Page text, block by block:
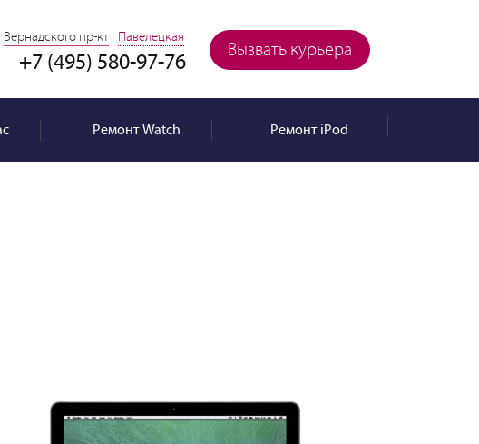
Вызвать курьера
Вернадского пр-кт Павелецкая
+7 (495) 580-97-76
РемонтWatch РемонтiPod